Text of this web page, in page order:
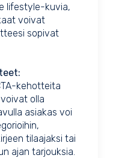
lifestyle-kuvia,
voivat
sopivat
kehotteita
olla
asiakas voi
tilaajaksi tai
ajan tarjouksia.